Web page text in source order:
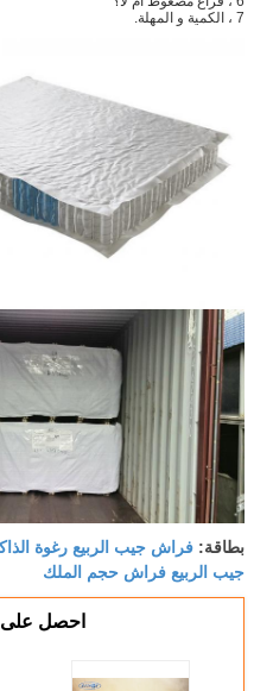
7 ، الكمية و المهلة.
بطاقة: فراش جيب الربيع رغوة
جيب الربيع فراش حجم الملك
احصل